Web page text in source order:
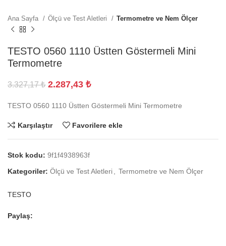
Ana Sayfa Ölçü ve Test Aletleri Termometre ve Nem Ölçer
TESTO 0560 1110 Üstten Göstermeli Mini
Termometre
3.327,17₺ 2.287,43 ₺
TESTO 0560 1110 Üstten Göstermeli Mini Termometre
Karşılaştır Favorilere ekle
Stok kodu: 9f1f4938963f
Kategoriler: Ölçü ve Test Aletleri Termometre ve Nem Ölçer
TESTO
Paylaş: